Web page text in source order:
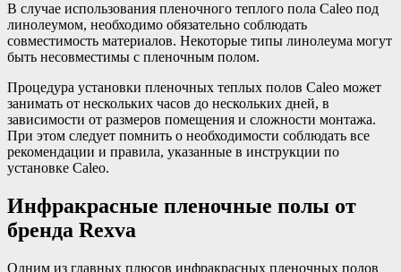
В случае использования пленочного теплого пола Caleo под
линолеумом, необходимо обязательно соблюдать
совместимость материалов. Некоторые типы линолеума могут
быть несовместимы с пленочным полом.
Процедура установки пленочных теплых полов Caleo может
занимать от нескольких часов до нескольких дней, в
зависимости от размеров помещения и сложности монтажа.
При этом следует помнить о необходимости соблюдать все
рекомендации и правила, указанные в инструкции по
установке Caleo.
Инфракрасные пленочные полы от
бренда Rexva
Одним из главных плюсов инфракрасных пленочных полов